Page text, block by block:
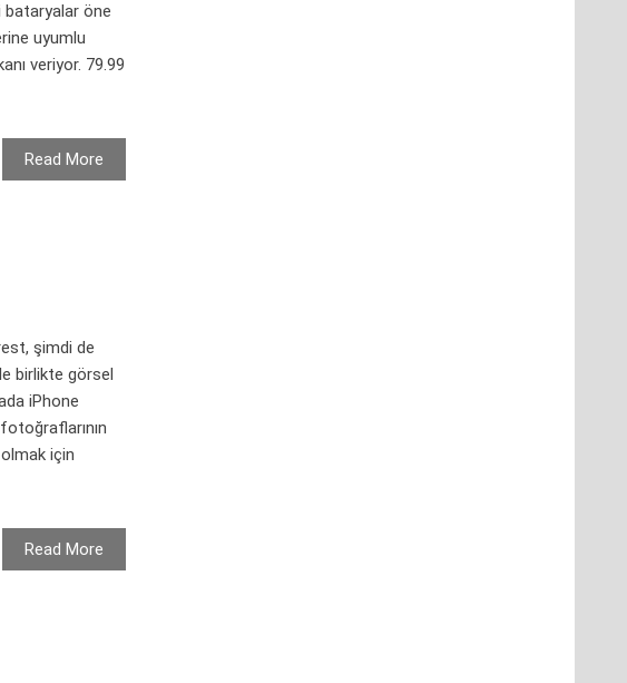
bataryalar öne
uyumlu
veriyor. 79.99
Read More
şimdi de
birlikte görsel
iPhone
için
Read More